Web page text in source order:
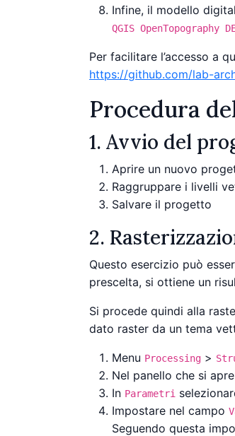
Infine, il modello
QGIS OpenTopography
Per facilitare l’accesso a
https://github.com/lab-
Procedura
1. Avvio del
Aprire un nuovo
Raggruppare i livelli
Salvare il progetto
2.
Questo esercizio può
prescelta, si ottiene un
Si procede quindi alla
dato raster da un tema
Menu Processing >
Nel panello che si
In Parametri
Impostare nel campo
Seguendo questa